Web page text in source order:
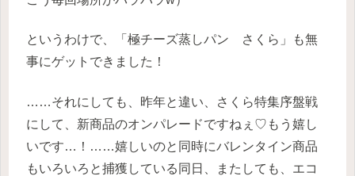
というわけで、「極チーズ蒸しパン さくら」も無
事にゲットできました！
……それにしても、昨年と違い、さくら特集序盤戦
にして、新商品のオンパレードですねぇ♡もう嬉し
いです…！……嬉しいのと同時にバレンタイン商品
もいろいろと捕獲している同日、またしても、エコ